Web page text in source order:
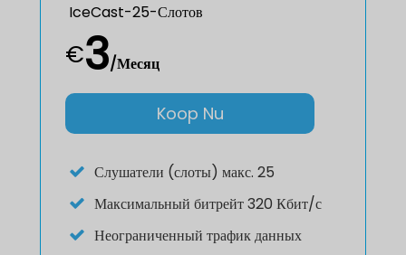
IceCast-25-Слотов
€3/Месяц
Koop Nu
Слушатели (слоты) макс. 25
Максимальный битрейт 320 Кбит/с
Неограниченный трафик данных